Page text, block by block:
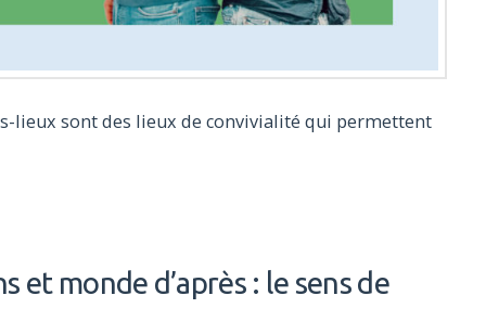
lieux sont des lieux de convivialité qui permettent
et monde d’après : le sens de